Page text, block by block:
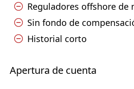
Reguladores offshore de
Sin fondo de
Historial corto
Apertura de cuenta